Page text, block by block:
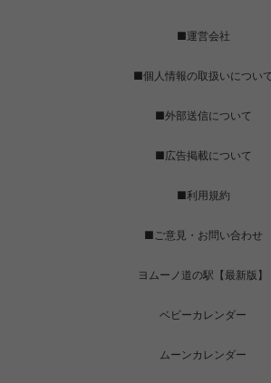
■運営会社
■個人情報の取扱いについ
■外部送信について
■広告掲載について
■利用規約
■ご意見・お問い合わせ
ヨムーノ道の駅【最新版】
ベビーカレンダー
ムーンカレンダー